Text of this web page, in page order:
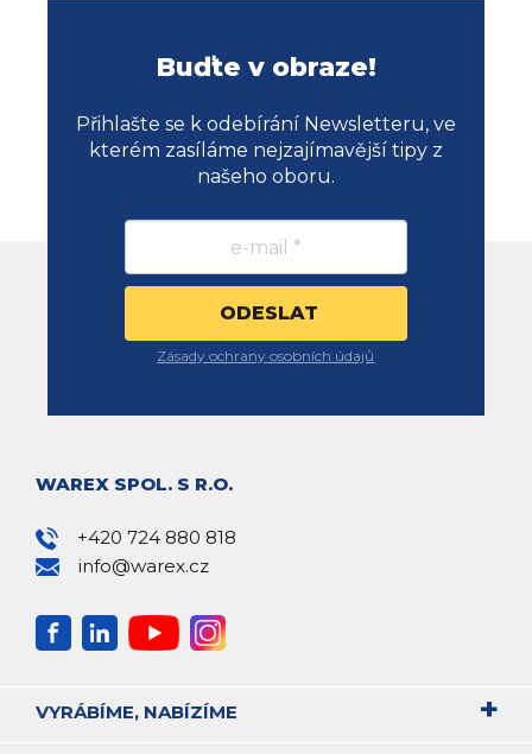
Buďte v obraze!
Přihlašte se k odebírání Newsletteru, ve
kterém zasíláme nejzajímavější tipy z
našeho oboru.
Zásady ochrany osobních údajů
WAREX SPOL. S R.O.
+420 724 880 818
info@warex.cz
VYRÁBÍME, NABÍZÍME